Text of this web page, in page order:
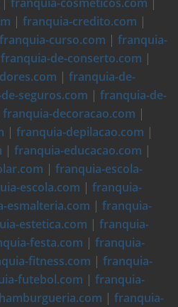
| franquia-credito.com |
franquia-curso.com | franquia-
franquia-de-conserto.com |
| franquia-de-
seguros.com | franquia-de-
franquia-decoracao.com |
| franquia-depilacao.com |
| franquia-educacao.com |
| franquia-escola-
escola.com | franquia-
esmalteria.com | franquia-
estetica.com | franquia-
festa.com | franquia-
fitness.com | franquia-
futebol.com | franquia-
| franquia-